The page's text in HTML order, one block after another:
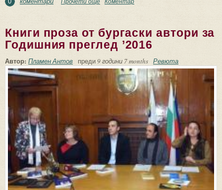
Книги проза от бургаски автори за
Годишния преглед ’2016
Автор: Пламен Антов преди9 години 7 months Ревюта